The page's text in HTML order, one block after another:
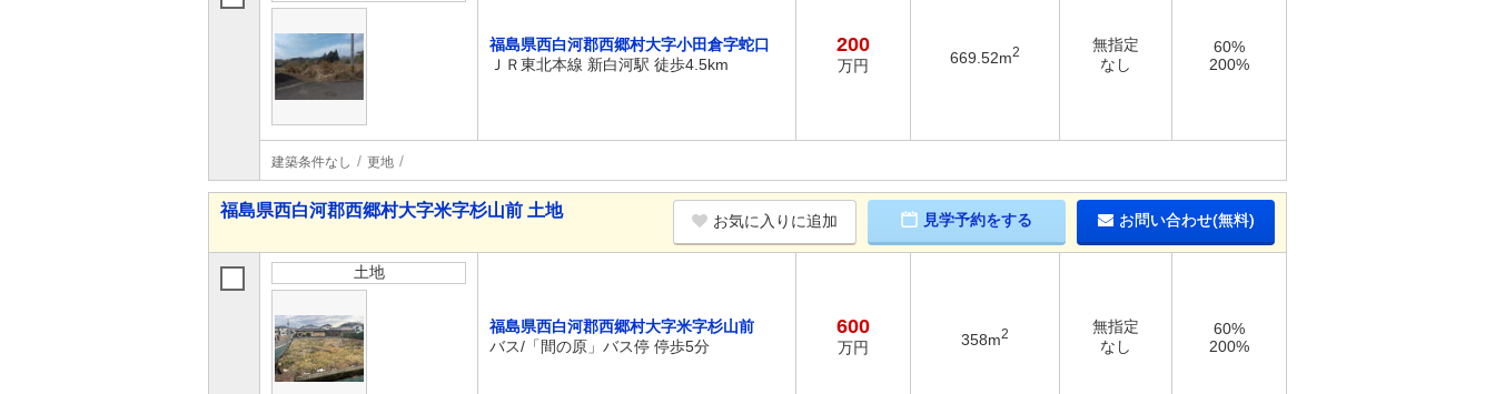
福島県西白河郡西郷村大字小田倉字蛇口
ＪＲ東北本線 新白河駅 徒歩4.5km
200
万円 669.52m2
無指定
なし
60%
200%
建築条件なし 更地
福島県西白河郡西郷村大字米字杉山前 土地
お気に入りに追加 見学予約をする お問い合わせ(無料)
土地
福島県西白河郡西郷村大字米字杉山前
バス/「間の原」バス停 停歩5分
600
万円 358m2
無指定
なし
60%
200%